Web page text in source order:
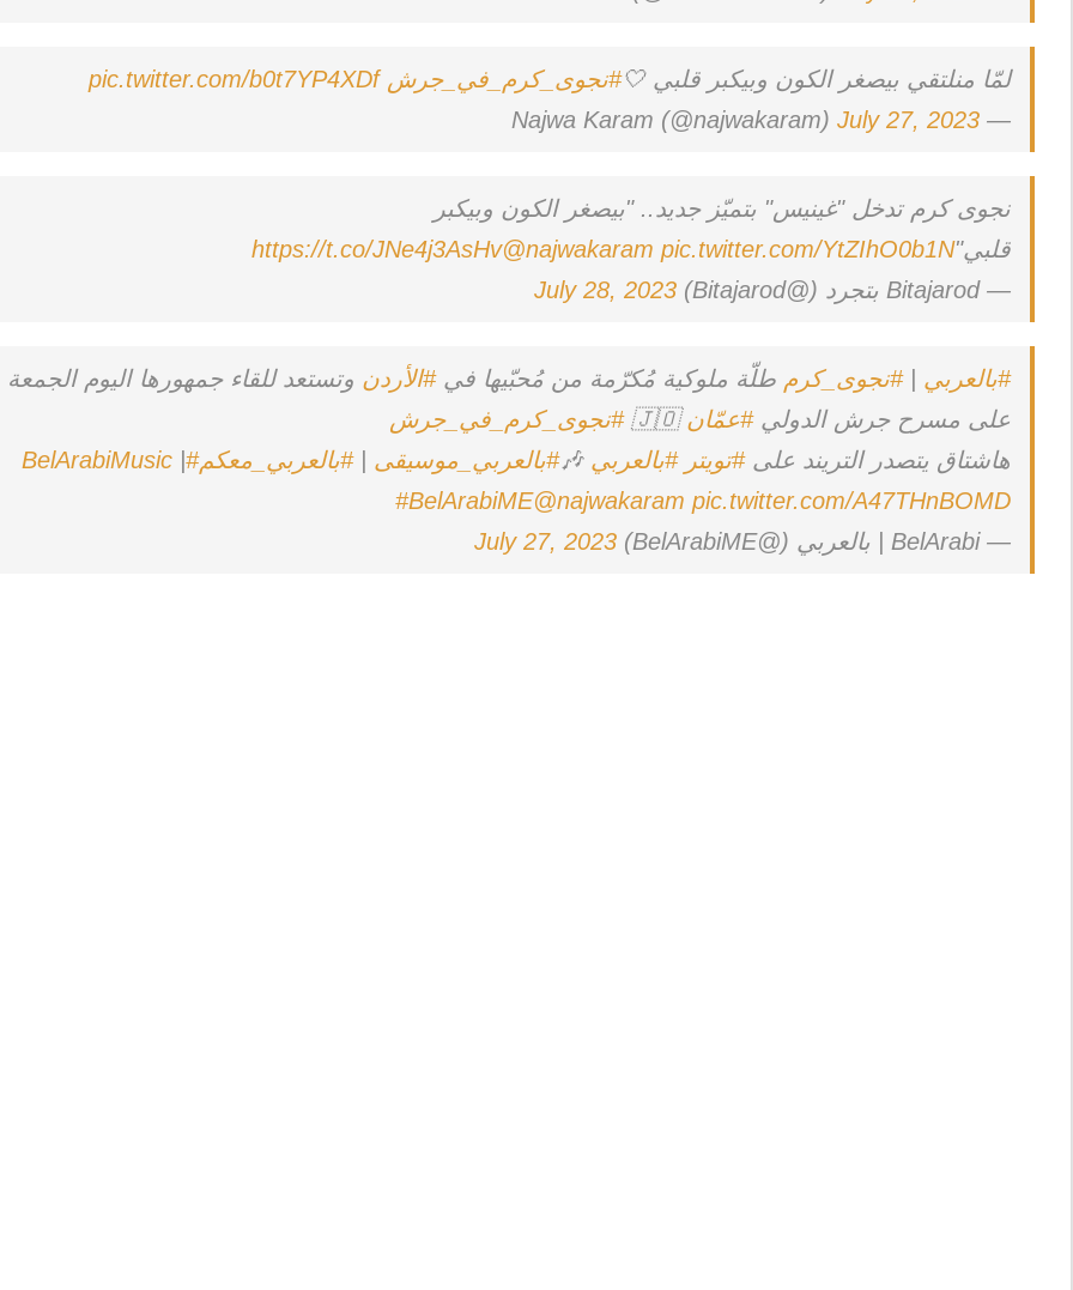
لمّا منلتقي بيصغر الكون وبيكبر قلبي 🤍#نجوى_كرم_في_جرش pic.twitter.com/b0t7YP4XDf
— Najwa Karam (@najwakaram)
July 27, 2023
نجوى كرم تدخل "غينيس" بتميّز جديد.. "بيصغر الكون وبيكبر
قلبي"
https://t.co/JNe4j3AsHv@najwakaram pic.twitter.com/YtZIhO0b1N
— Bitajarod بتجرد (@Bitajarod)
July 28, 2023
#بالعربي |#نجوى_كرم طلّة ملوكية مُكرّمة من مُحبّيها في#الأردن وتستعد للقاء جمهورها اليوم الجمعة
على مسرح جرش الدولي#عمّان🇯🇴
#نجوى_كرم_في_جرش
هاشتاق يتصدر التريند على#تويتر #بالعربي 🎶#بالعربي_موسيقى |#بالعربي_معكم#BelArabiMusic
#BelArabiME@najwakaram pic.twitter.com/A47THnBOMD
— BelArabi | بالعربي (@BelArabiME)
July 27, 2023